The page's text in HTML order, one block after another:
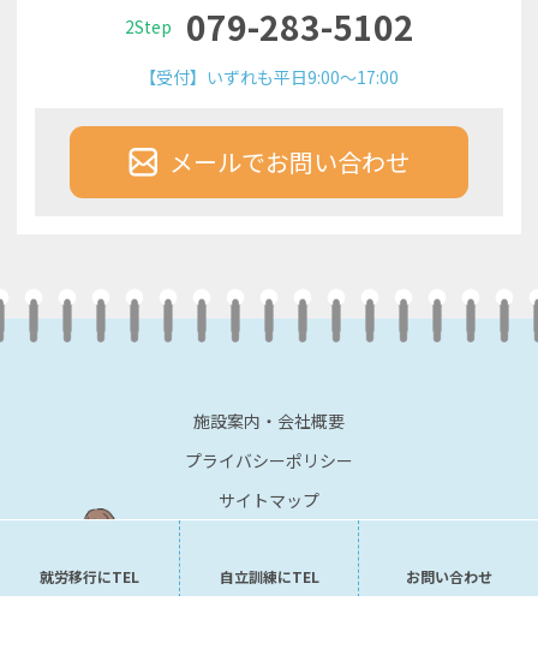
2Step 079-283-5102
【受付】いずれも平日9:00～17:00
メールでお問い合わせ
施設案内・会社概要
プライバシーポリシー
サイトマップ
就労移行にTEL 自立訓練にTEL お問い合わせ